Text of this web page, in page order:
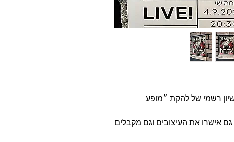
רשמי של להקת ״מופע
אישרו את העיצובים וגם מקבלים